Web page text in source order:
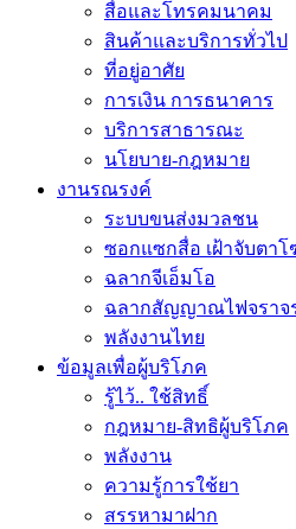
สื่อและโทรคมนาคม
สินค้าและบริการทั่วไป
ที่อยู่อาศัย
การเงิน การธนาคาร
บริการสาธารณะ
นโยบาย-กฎหมาย
งานรณรงค์
ระบบขนส่งมวลชน
ซอกแซกสื่อ เฝ้าจับตา
ฉลากจีเอ็มโอ
ฉลากสัญญาณไฟจราจ
พลังงานไทย
ข้อมูลเพื่อผู้บริโภค
รู้ไว้.. ใช้สิทธิ์
กฎหมาย-สิทธิผู้บริโภค
พลังงาน
ความรู้การใช้ยา
สรรหามาฝาก